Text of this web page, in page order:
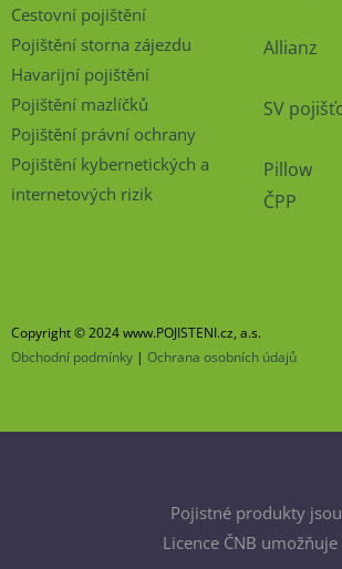
Cestovní pojištění
Pojištění storna zájezdu
Havarijní pojištění
Pojištění mazlíčků
Pojištění právní ochrany
Pojištění kybernetických a
internetových rizik
Allianz
SV
Pillow
ČPP
Copyright © 2024 www.POJISTENI.cz, a.s.
Obchodní podmínky | Ochrana osobních údajů
Pojistné produkty jsou
Licence ČNB